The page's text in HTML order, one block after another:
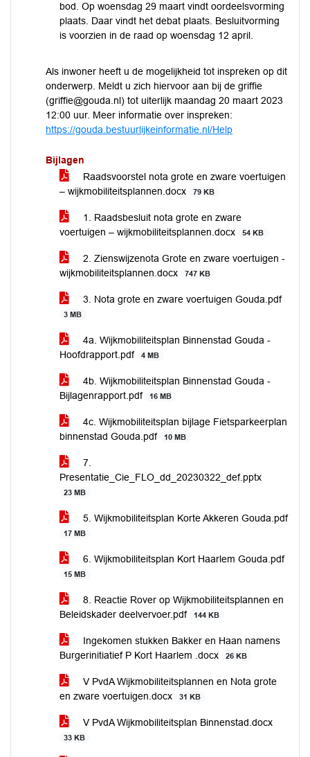
bod. Op woensdag 29 maart vindt oordeelsvorming
plaats. Daar vindt het debat plaats. Besluitvorming
is voorzien in de raad op woensdag 12 april.
Als inwoner heeft u de mogelijkheid tot inspreken op dit
onderwerp. Meldt u zich hiervoor aan bij de griffie
(griffie@gouda.nl) tot uiterlijk maandag 20 maart 2023
12:00 uur. Meer informatie over inspreken:
https://gouda.bestuurlijkeinformatie.nl/Help
Bijlagen
Raadsvoorstel nota grote en zware voertuigen
– wijkmobiliteitsplannen.docx
79 KB
1. Raadsbesluit nota grote en zware
voertuigen – wijkmobiliteitsplannen.docx
54 KB
2. Zienswijzenota Grote en zware voertuigen -
wijkmobiliteitsplannen.docx
747 KB
3. Nota grote en zware voertuigen Gouda.pdf
3 MB
4a. Wijkmobiliteitsplan Binnenstad Gouda -
Hoofdrapport.pdf
4 MB
4b. Wijkmobiliteitsplan Binnenstad Gouda -
Bijlagenrapport.pdf
16 MB
4c. Wijkmobiliteitsplan bijlage Fietsparkeerplan
binnenstad Gouda.pdf
10 MB
7.
Presentatie_Cie_FLO_dd_20230322_def.pptx
23 MB
5. Wijkmobiliteitsplan Korte Akkeren Gouda.pdf
17 MB
6. Wijkmobiliteitsplan Kort Haarlem Gouda.pdf
15 MB
8. Reactie Rover op Wijkmobiliteitsplannen en
Beleidskader deelvervoer.pdf
144 KB
Ingekomen stukken Bakker en Haan namens
Burgerinitiatief P Kort Haarlem .docx
26 KB
V PvdA Wijkmobiliteitsplannen en Nota grote
en zware voertuigen.docx
31 KB
V PvdA Wijkmobiliteitsplan Binnenstad.docx
33 KB